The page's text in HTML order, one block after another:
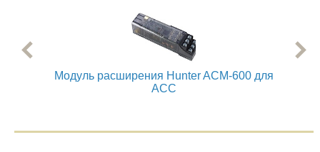
Модуль расширения Hunter ACM-600 для
ACC